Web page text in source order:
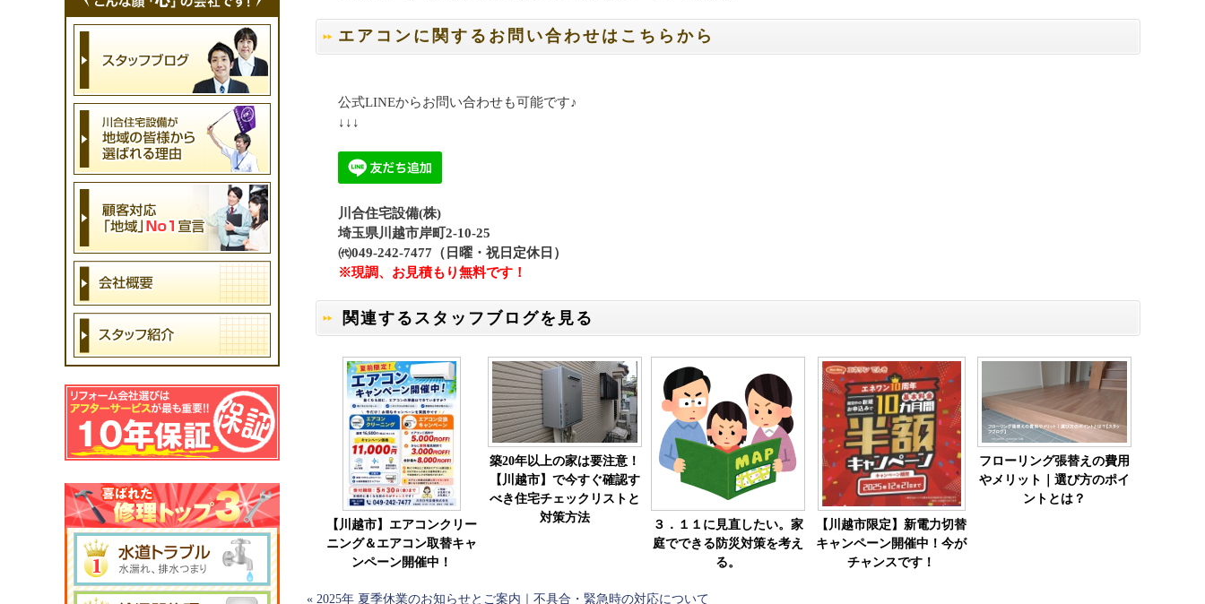
エアコンに関するお問い合わせはこちらから
公式LINEからお問い合わせも可能です♪
↓↓↓
川合住宅設備(株)
埼玉県川越市岸町2-10-25
㈹049-242-7477（日曜・祝日定休日）
※現調、お見積もり無料です！
関連するスタッフブログを見る
【川越市】エアコンクリー
ニング＆エアコン取替キャ
ンペーン開催中！
築20年以上の家は要注意！
【川越市】で今すぐ確認す
べき住宅チェックリストと
対策方法
３．１１に見直したい。家
庭でできる防災対策を考え
る。
【川越市限定】新電力切替
キャンペーン開催中！今が
チャンスです！
フローリング張替えの費用
やメリット｜選び方のポイ
ントとは？
« 2025年 夏季休業のお知らせとご案内｜不具合・緊急時の対応について